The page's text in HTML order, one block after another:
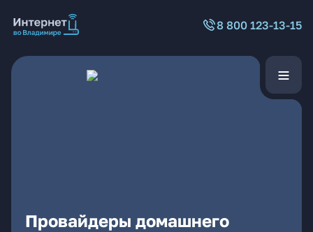
8 800 123-13-15
Провайдеры домашнего